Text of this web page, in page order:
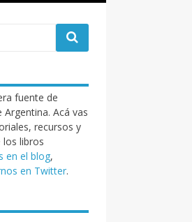
fuente de
Acá vas
recursos y
los libros
en el blog,
en Twitter.